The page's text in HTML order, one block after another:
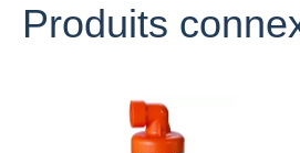
Produits